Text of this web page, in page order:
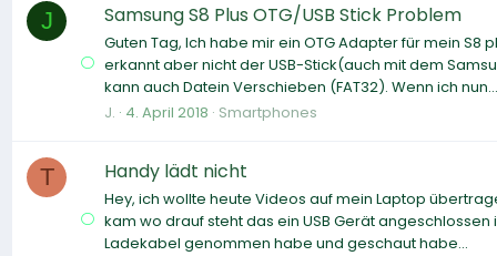
J Samsung S8 Plus OTG/USB Stick Problem
Guten Tag, Ich habe mir ein OTG Adapter für mein S8
erkannt aber nicht der USB-Stick(auch mit dem
kann auch Datein Verschieben (FAT32). Wenn ich nun...
J. 4. April 2018 Smartphones
T Handy lädt nicht
Hey, ich wollte heute Videos auf mein Laptop
kam wo drauf steht das ein USB Gerät
Ladekabel genommen habe und geschaut habe...